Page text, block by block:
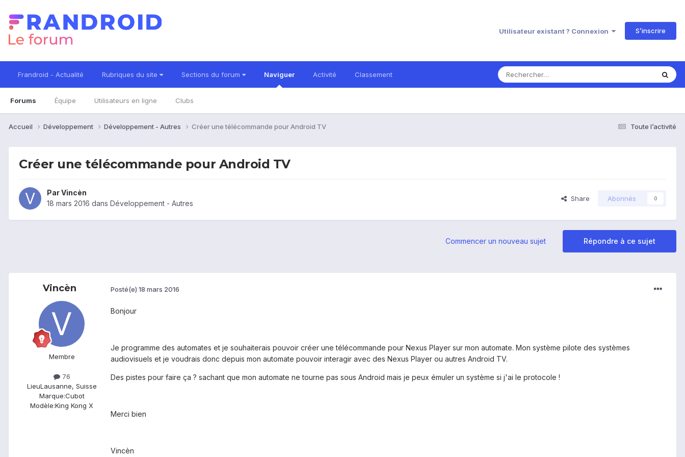
Utilisateur existant ? Connexion S’inscrire
Frandroid - Actualité Rubriques du site Sections du forum Naviguer
Forums Équipe Utilisateurs en ligne Clubs
Activité Classement
Toute l’activité
Accueil Développement Développement - Autres Créer une télécommande pour Android TV
Créer une télécommande pour Android TV
ParVincèn
18 mars 2016 dans Développement - Autres
Share Abonnés 0
Répondre à ce sujet
Commencer un nouveau sujet
Vincèn
Membre
76
LieuLausanne, Suisse
Marque:Cubot
Modèle:King Kong X
Posté(e) 18 mars 2016
Bonjour
Je programme des automates et je souhaiterais pouvoir créer une télécommande pour Nexus Player sur mon automate. Mon système pilote des systèmes
audiovisuels et je voudrais donc depuis mon automate pouvoir interagir avec des Nexus Player ou autres Android TV.
Des pistes pour faire ça ? sachant que mon automate ne tourne pas sous Android mais je peux émuler un système si j'ai le protocole !
Merci bien
Vincèn